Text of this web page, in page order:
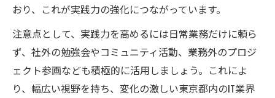
おり、これが実践力の強化につながっています。
注意点として、実践力を高めるには日常業務だけに頼ら
ず、社外の勉強会やコミュニティ活動、業務外のプロジ
ェクト参画なども積極的に活用しましょう。これによ
り、幅広い視野を持ち、変化の激しい東京都内のIT業界